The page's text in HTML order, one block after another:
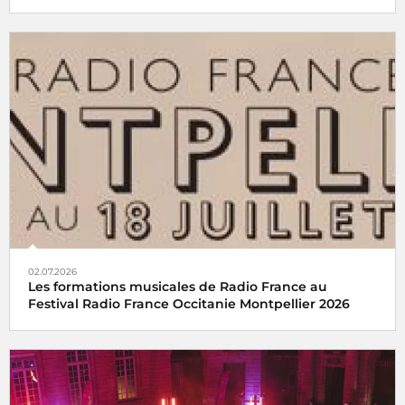
02.07.2026
Les formations musicales de Radio France au
Festival Radio France Occitanie Montpellier 2026